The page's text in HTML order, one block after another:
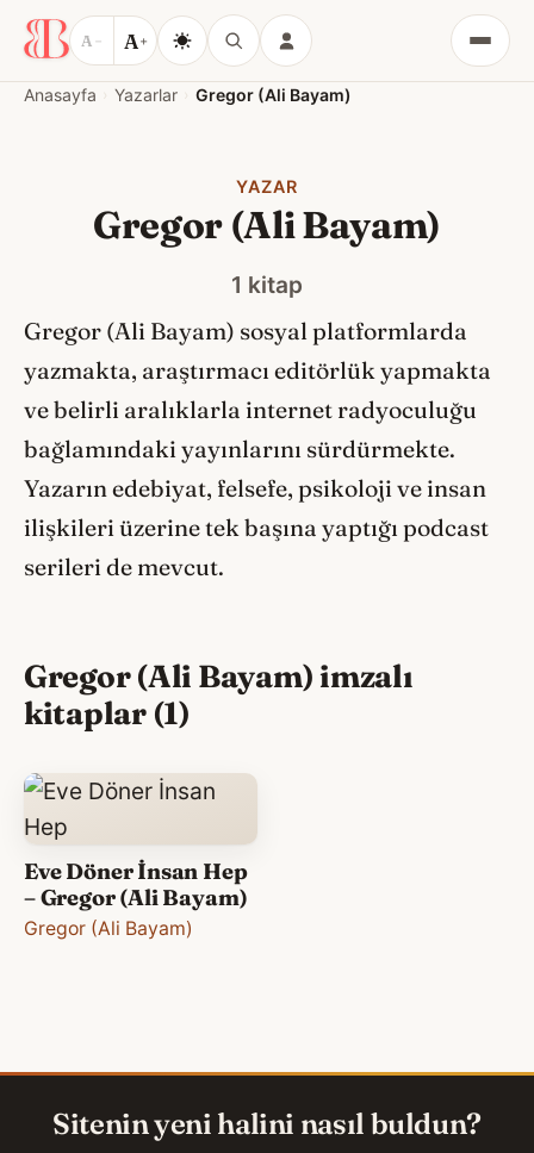
A − A+
Menü
Anasayfa Yazarlar Gregor (Ali Bayam)
YAZAR
Gregor (Ali Bayam)
1 kitap
Gregor (Ali Bayam) sosyal platformlarda
yazmakta, araştırmacı editörlük yapmakta
ve belirli aralıklarla internet radyoculuğu
bağlamındaki yayınlarını sürdürmekte.
Yazarın edebiyat, felsefe, psikoloji ve insan
ilişkileri üzerine tek başına yaptığı podcast
serileri de mevcut.
Gregor (Ali Bayam) imzalı
kitaplar (1)
Eve Döner İnsan Hep
– Gregor (Ali Bayam)
Gregor (Ali Bayam)
Sitenin yeni halini nasıl buldun?